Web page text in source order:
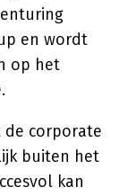
en wordt
op het
corporate
buiten het
kan